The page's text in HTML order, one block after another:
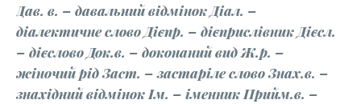
Дав. в. – давальний відмінок Діал. –
діалектичне слово Дієпр. – дієприслівник Дієсл.
– дієслово Док.в. – доконаний вид Ж.р. –
жіночий рід Заст. – застаріле слово Знах.в. –
знахідний відмінок Ім. – іменник Прийм.в. –